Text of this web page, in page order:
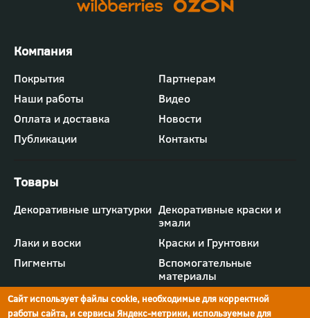
Футер
-
меню
"Компания"
Покрытия
Партнерам
Наши работы
Видео
Оплата и доставка
Новости
Публикации
Контакты
Футер
-
меню
"Товары"
Декоративные штукатурки Декоративные краски и
эмали
Лаки и воски
Краски и Грунтовки
Пигменты
Вспомогательные
материалы
Сайт использует файлы cookie, необходимые для корректной
работы сайта, и сервисы Яндекс-метрики, используемые для